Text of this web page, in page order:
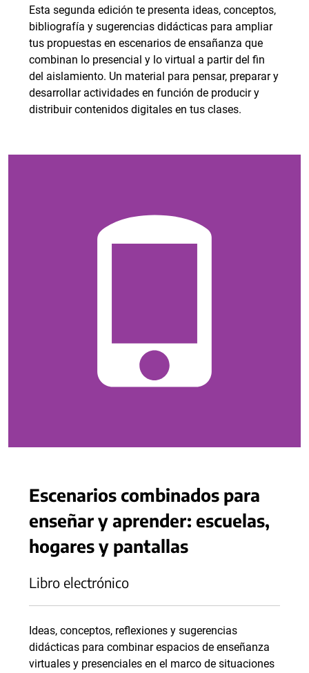
Esta segunda edición te presenta ideas, conceptos,
bibliografía y sugerencias didácticas para ampliar
tus propuestas en escenarios de ensañanza que
combinan lo presencial y lo virtual a partir del fin
del aislamiento. Un material para pensar, preparar y
desarrollar actividades en función de producir y
distribuir contenidos digitales en tus clases.
Escenarios combinados para
enseñar y aprender: escuelas,
hogares y pantallas
Libro electrónico
Ideas, conceptos, reflexiones y sugerencias
didácticas para combinar espacios de enseñanza
virtuales y presenciales en el marco de situaciones